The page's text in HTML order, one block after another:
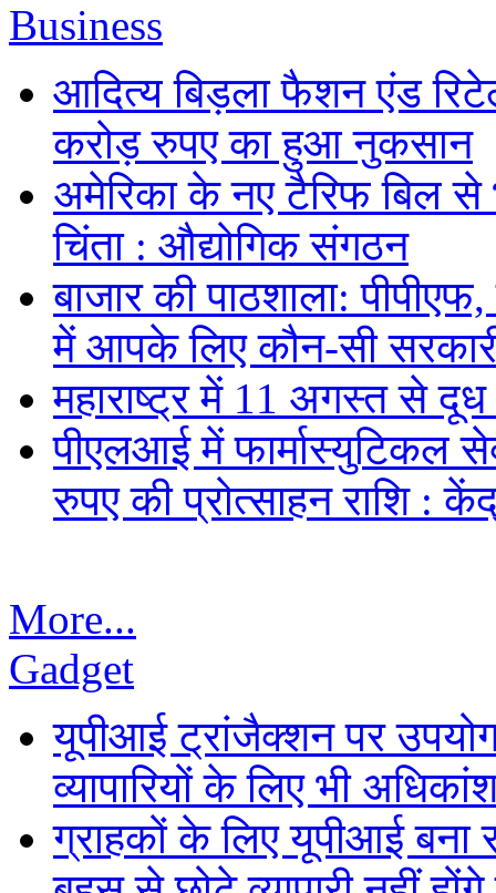
Business
आदित्य बिड़ला फैशन एंड
करोड़ रुपए का हुआ नुकसान
अमेरिका के नए टैरिफ बिल से
चिंता : औद्योगिक संगठन
बाजार की पाठशाला:
में आपके लिए कौन-सी
महाराष्ट्र में 11 अगस्त से
पीएलआई में फार्मास्युटिकल
रुपए की प्रोत्साहन राशि :
More...
Gadget
यूपीआई ट्रांजैक्शन पर
व्यापारियों के लिए भी
ग्राहकों के लिए यूपीआई